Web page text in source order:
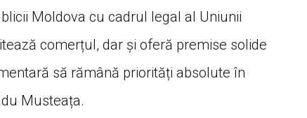
Moldova cu cadrul legal al Uniunii
comerțul, dar și oferă premise solide
să rămână priorități absolute în
Musteața.